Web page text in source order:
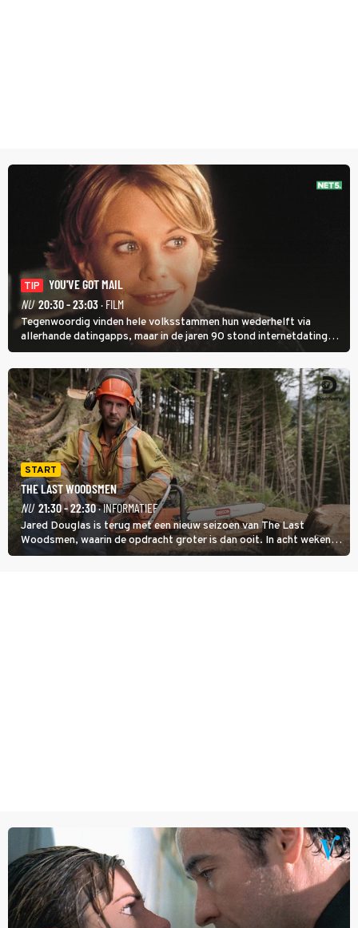
TIP
YOU'VE GOT MAIL
NU 20:30 - 23:03· FILM
Tegenwoordig vinden hele volksstammen hun wederhelft via
allerhande datingapps, maar in de jaren 90 stond internetdating
nog in de kinderschoenen. In de film You've Got Mail zie je dat
terug.
START
THE LAST WOODSMEN
NU 21:30 - 22:30· INFORMATIEF
Jared Douglas is terug met een nieuw seizoen van The Last
Woodsmen, waarin de opdracht groter is dan ooit. In acht weken
tijd probeert hij een miljoen dollar bij elkaar te vergaren om de